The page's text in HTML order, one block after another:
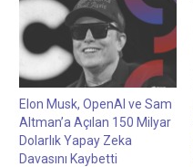
Elon Musk, OpenAI ve Sam
Altman’a Açılan 150 Milyar
Dolarlık Yapay Zeka
Davasını Kaybetti